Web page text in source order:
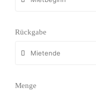
Rückgabe
Menge